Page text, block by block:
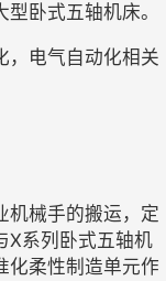
卧式五轴机床。
，电气自动化相关
机械手的搬运，定
X系列卧式五轴机
化柔性制造单元作